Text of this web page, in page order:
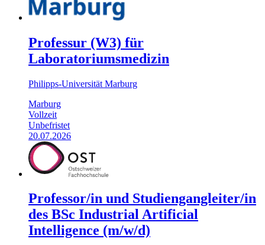
Professur (W3) für
Laboratoriumsmedizin
Philipps-Universität Marburg
Marburg
Vollzeit
Unbefristet
20.07.2026
Professor/in und Studiengangleiter/in
des BSc Industrial Artificial
Intelligence (m/w/d)